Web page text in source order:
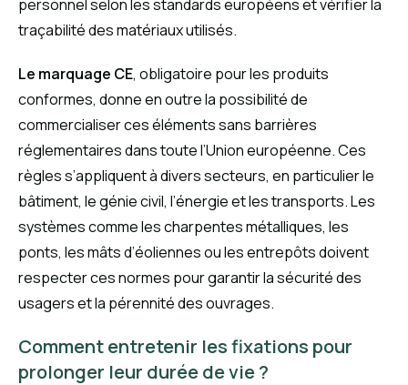
personnel selon les standards européens et vérifier la
traçabilité des matériaux utilisés.
Le marquage CE, obligatoire pour les produits
conformes, donne en outre la possibilité de
commercialiser ces éléments sans barrières
réglementaires dans toute l’Union européenne. Ces
règles s’appliquent à divers secteurs, en particulier le
bâtiment, le génie civil, l’énergie et les transports. Les
systèmes comme les charpentes métalliques, les
ponts, les mâts d’éoliennes ou les entrepôts doivent
respecter ces normes pour garantir la sécurité des
usagers et la pérennité des ouvrages.
Comment entretenir les fixations pour
prolonger leur durée de vie ?